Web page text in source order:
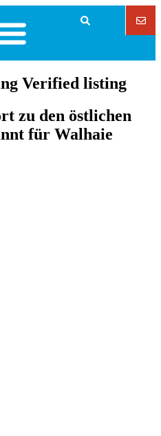
Verified listing
zu den östlichen
für Walhaie